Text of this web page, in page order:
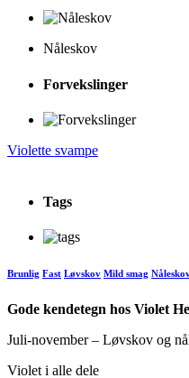
Nåleskov
Forvekslinger
Violette svampe
Tags
Brunlig Fast Løvskov Mild smag
Gode kendetegn hos Violet
Juli-november – Løvskov og
Violet i alle dele